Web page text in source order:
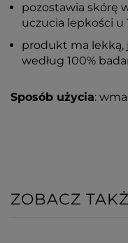
pozostawia skórę
uczucia lepkości u
produkt ma lekką,
według 100%
Sposób użycia:
ZOBACZ